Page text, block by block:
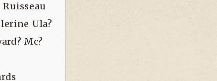
1win Uzbekistan
Bukmekerlik Kompaniyasining
Ula?
Mc?